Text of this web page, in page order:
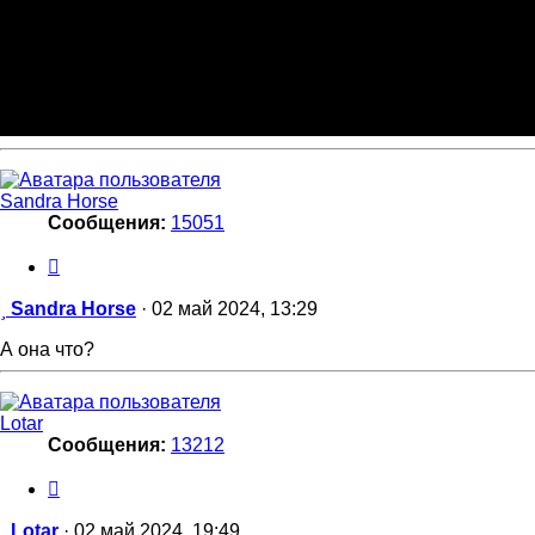
Sandra Horse
Сообщения: 15051
Сообщение
Sandra Horse · 02 май 2024, 13:29
А она что?
Lotar
Сообщения: 13212
Сообщение
Lotar · 02 май 2024, 19:49